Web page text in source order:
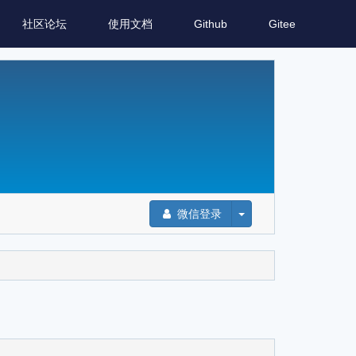
社区论坛 使用文档 Github Gitee
微信登录